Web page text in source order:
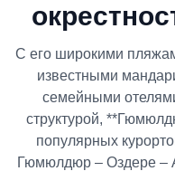
С его широкими
известными
семейными
структурой,
популярных
Гюмюлдюр – Оздере –